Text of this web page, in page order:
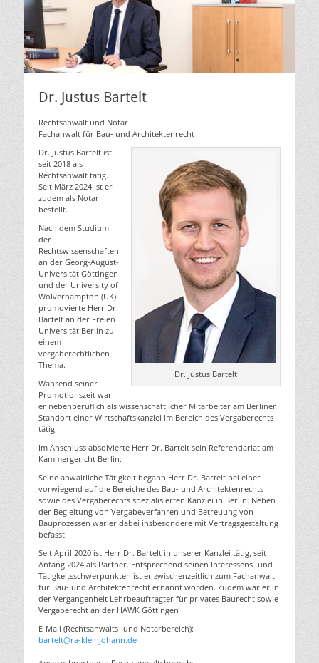
Dr. Justus Bartelt
Rechtsanwalt und Notar
Fachanwalt für Bau- und Architektenrecht
Dr. Justus Bartelt
Dr. Justus Bartelt ist
seit 2018 als
Rechtsanwalt tätig.
Seit März 2024 ist er
zudem als Notar
bestellt.
Nach dem Studium
der
Rechtswissenschaften
an der Georg-August-
Universität Göttingen
und der University of
Wolverhampton (UK)
promovierte Herr Dr.
Bartelt an der Freien
Universität Berlin zu
einem
vergaberechtlichen
Thema.
Während seiner
Promotionszeit war
er nebenberuflich als wissenschaftlicher Mitarbeiter am Berliner
Standort einer Wirtschaftskanzlei im Bereich des Vergaberechts
tätig.
Im Anschluss absolvierte Herr Dr. Bartelt sein Referendariat am
Kammergericht Berlin.
Seine anwaltliche Tätigkeit begann Herr Dr. Bartelt bei einer
vorwiegend auf die Bereiche des Bau- und Architektenrechts
sowie des Vergaberechts spezialisierten Kanzlei in Berlin. Neben
der Begleitung von Vergabeverfahren und Betreuung von
Bauprozessen war er dabei insbesondere mit Vertragsgestaltung
befasst.
Seit April 2020 ist Herr Dr. Bartelt in unserer Kanzlei tätig, seit
Anfang 2024 als Partner. Entsprechend seinen Interessens- und
Tätigkeitsschwerpunkten ist er zwischenzeitlich zum Fachanwalt
für Bau- und Architektenrecht ernannt worden. Zudem war er in
der Vergangenheit Lehrbeauftragter für privates Baurecht sowie
Vergaberecht an der HAWK Göttingen
E-Mail (Rechtsanwalts- und Notarbereich):
bartelt@ra-kleinjohann.de